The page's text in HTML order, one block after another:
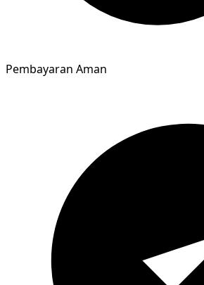
Pembayaran Aman